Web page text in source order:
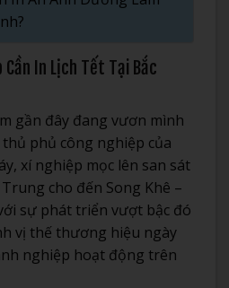
Cần In Lịch Tết Tại Bắc
gần đây đang vươn mình
phủ công nghiệp của
xí nghiệp mọc lên san sát
cho đến Song Khê –
sự phát triển vượt bậc đó
vị thế thương hiệu ngày
nghiệp hoạt động trên